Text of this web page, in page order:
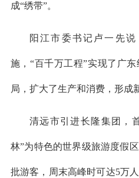
成“绣带”。
阳江市委书记卢一先
施，“百千万工程”实现了广
局，扩大了生产和消费，形成
清远市引进长隆集团，
林”为特色的世界级旅游度假
批游客，周末高峰时可达5万